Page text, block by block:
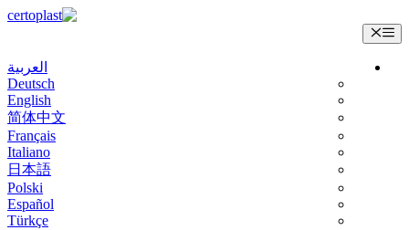
إلى
القائمة
العربية
Deutsch
English
简体中文
Français
Italiano
日本語
Polski
Español
Türkçe